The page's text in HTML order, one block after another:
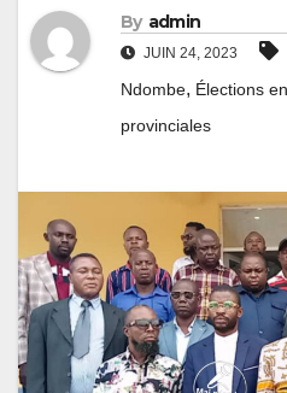
By admin
JUIN 24, 2023
Ndombe, Élections
provinciales